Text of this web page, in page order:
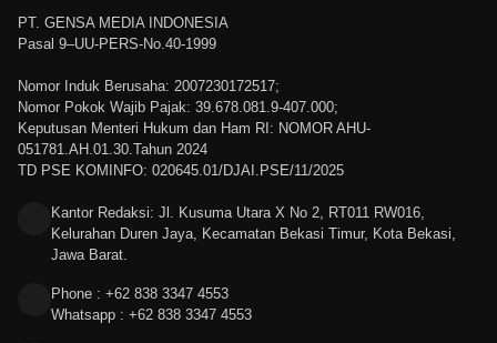
PT. GENSA MEDIA INDONESIA
Pasal 9–UU-PERS-No.40-1999
Nomor Induk Berusaha: 2007230172517;
Nomor Pokok Wajib Pajak: 39.678.081.9-407.000;
Keputusan Menteri Hukum dan Ham RI: NOMOR AHU-
051781.AH.01.30.Tahun 2024
TD PSE KOMINFO: 020645.01/DJAI.PSE/11/2025
Kantor Redaksi: Jl. Kusuma Utara X No 2, RT011 RW016,
Kelurahan Duren Jaya, Kecamatan Bekasi Timur, Kota Bekasi,
Jawa Barat.
Phone : +62 838 3347 4553
Whatsapp : +62 838 3347 4553